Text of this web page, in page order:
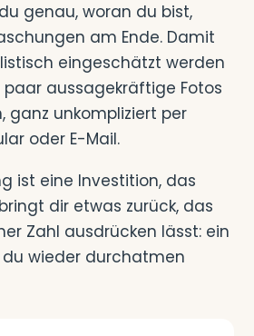
genau, woran du bist,
am Ende. Damit
eingeschätzt werden
paar aussagekräftige Fotos
ganz unkompliziert per
oder E-Mail.
ist eine Investition, das
dir etwas zurück, das
Zahl ausdrücken lässt: ein
wieder durchatmen